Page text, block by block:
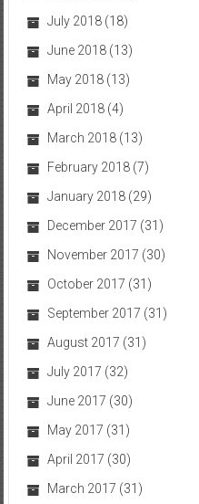
July 2018(18)
June 2018(13)
May 2018(13)
April 2018(4)
March 2018(13)
February 2018(7)
January 2018(29)
December 2017 (31)
November 2017 (30)
October 2017 (31)
September 2017 (31)
August 2017 (31)
July 2017 (32)
June 2017 (30)
May 2017 (31)
April 2017 (30)
March 2017 (31)